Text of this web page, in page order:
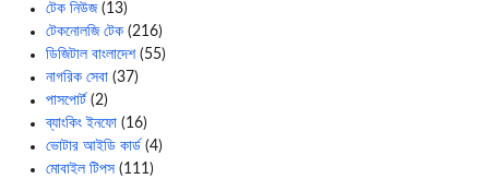
টেক নিউজ(13)
টেকনোলজি টেক (216)
ডিজিটাল বাংলাদেশ(55)
নাগরিক সেবা (37)
পাসপোর্ট (2)
ব্যাংকিং ইনফো (16)
ভোটার আইডি কার্ড (4)
মোবাইল টিপস (111)